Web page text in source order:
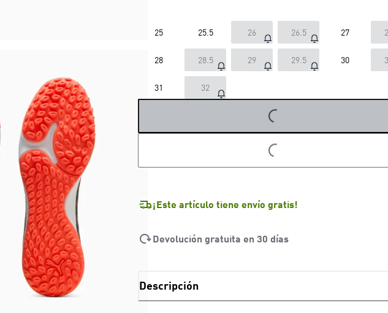
25 25.5 26 26.5 27
28 28.5 29 29.5 30
31 32 LOADING...
LOADING...
¡Este artículo tiene envío gratis!
Devolución gratuita en 30 días
Descripción